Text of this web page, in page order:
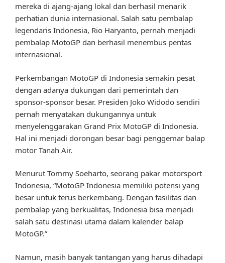
mereka di ajang-ajang lokal dan berhasil menarik
perhatian dunia internasional. Salah satu pembalap
legendaris Indonesia, Rio Haryanto, pernah menjadi
pembalap MotoGP dan berhasil menembus pentas
internasional.
Perkembangan MotoGP di Indonesia semakin pesat
dengan adanya dukungan dari pemerintah dan
sponsor-sponsor besar. Presiden Joko Widodo sendiri
pernah menyatakan dukungannya untuk
menyelenggarakan Grand Prix MotoGP di Indonesia.
Hal ini menjadi dorongan besar bagi penggemar balap
motor Tanah Air.
Menurut Tommy Soeharto, seorang pakar motorsport
Indonesia, “MotoGP Indonesia memiliki potensi yang
besar untuk terus berkembang. Dengan fasilitas dan
pembalap yang berkualitas, Indonesia bisa menjadi
salah satu destinasi utama dalam kalender balap
MotoGP.”
Namun, masih banyak tantangan yang harus dihadapi